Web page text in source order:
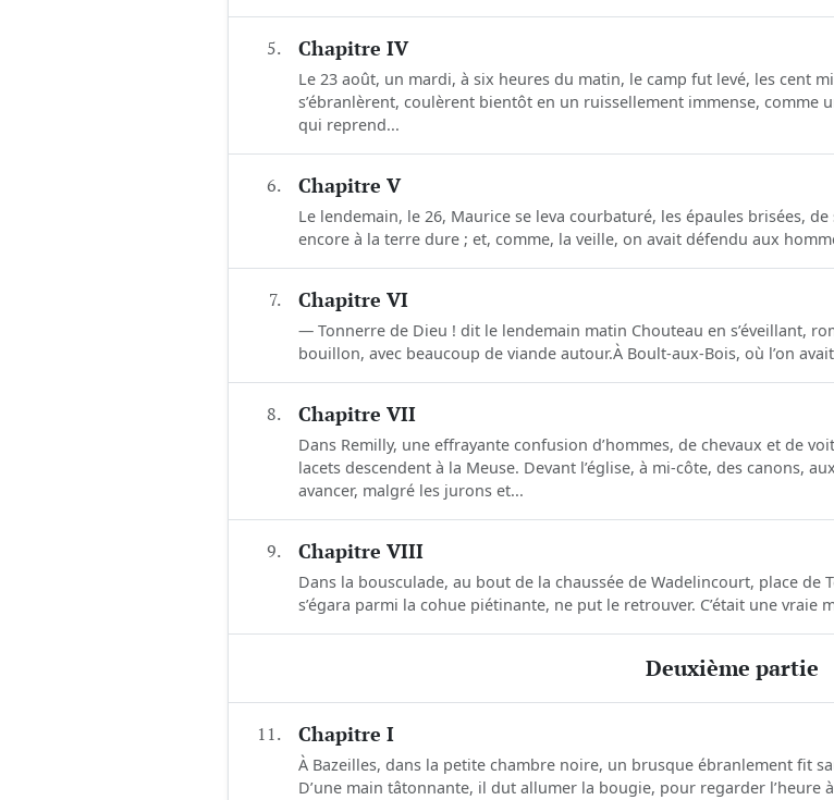
5. Chapitre IV
Le 23 août, un mardi, à six heures du matin, le camp fut levé, les cent
s’ébranlèrent, coulèrent bientôt en un ruissellement immense, comme
qui reprend...
6. Chapitre V
Le lendemain, le 26, Maurice se leva courbaturé, les épaules brisées,
encore à la terre dure ; et, comme, la veille, on avait défendu aux
7. Chapitre VI
— Tonnerre de Dieu ! dit le lendemain matin Chouteau en s’éveillant,
bouillon, avec beaucoup de viande autour.À Boult-aux-Bois, où l’on
8. Chapitre VII
Dans Remilly, une effrayante confusion d’hommes, de chevaux et de
lacets descendent à la Meuse. Devant l’église, à mi-côte, des canons,
avancer, malgré les jurons et...
9. Chapitre VIII
Dans la bousculade, au bout de la chaussée de Wadelincourt, place de
s’égara parmi la cohue piétinante, ne put le retrouver. C’était une vraie
Deuxième partie
11. Chapitre I
À Bazeilles, dans la petite chambre noire, un brusque ébranlement fit
D’une main tâtonnante, il dut allumer la bougie, pour regarder l’heure